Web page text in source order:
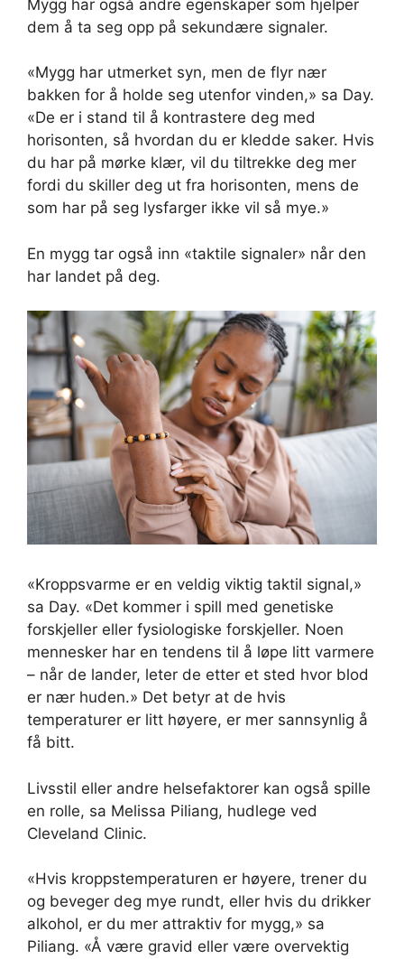
Mygg har også andre egenskaper som hjelper
dem å ta seg opp på sekundære signaler.
«Mygg har utmerket syn, men de flyr nær
bakken for å holde seg utenfor vinden,» sa Day.
«De er i stand til å kontrastere deg med
horisonten, så hvordan du er kledde saker. Hvis
du har på mørke klær, vil du tiltrekke deg mer
fordi du skiller deg ut fra horisonten, mens de
som har på seg lysfarger ikke vil så mye.»
En mygg tar også inn «taktile signaler» når den
har landet på deg.
«Kroppsvarme er en veldig viktig taktil signal,»
sa Day. «Det kommer i spill med genetiske
forskjeller eller fysiologiske forskjeller. Noen
mennesker har en tendens til å løpe litt varmere
– når de lander, leter de etter et sted hvor blod
er nær huden.» Det betyr at de hvis
temperaturer er litt høyere, er mer sannsynlig å
få bitt.
Livsstil eller andre helsefaktorer kan også spille
en rolle, sa Melissa Piliang, hudlege ved
Cleveland Clinic.
«Hvis kroppstemperaturen er høyere, trener du
og beveger deg mye rundt, eller hvis du drikker
alkohol, er du mer attraktiv for mygg,» sa
Piliang. «Å være gravid eller være overvektig